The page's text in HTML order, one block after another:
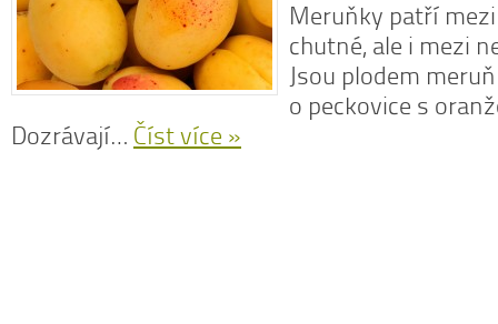
Meruňky patří
chutné, ale i mezi
Jsou plodem
o peckovice s
Dozrávají… Číst více »